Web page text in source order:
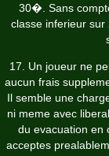
30�. Sans
classe inferieur
17. Un joueur ne
aucun frais
Il semble une
ni meme avec
du evacuation en
acceptes